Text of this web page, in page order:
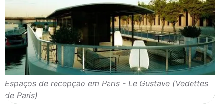
Espaços de recepção em Paris - Le Gustave (Vedettes
de Paris)